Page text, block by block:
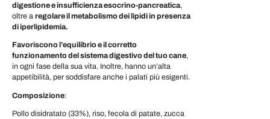
digestione e insufficienza esocrino-pancreatica,
oltre a regolare il metabolismo dei lipidi in presenza
di iperlipidemia.
Favoriscono l’equilibrio e il corretto
funzionamento del sistema digestivo del tuo cane,
in ogni fase della sua vita. Inoltre, hanno un’alta
appetibilità, per soddisfare anche i palati più esigenti.
Composizione:
Pollo disidratato (33%), riso, fecola di patate, zucca